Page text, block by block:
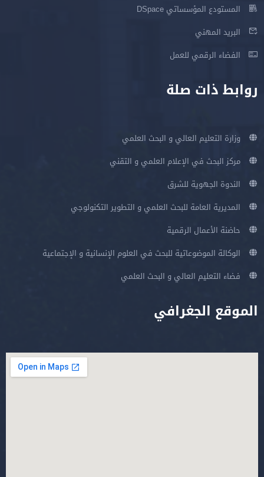
المستودع المؤسساتي DSpace
البريد المهني
الفضاء الرقمي للعمل
روابط ذات صلة
وزارة التعليم العالي و البحث العلمي
مركز البحث في الإعلام العلمي و التقني
الندوة الجهوية للشرق
المديرية العامة للبحث العلمي و التطوير التكنولوجي
حاضنة الأعمال الرقمية
الوكالة الموضوعاتية للبحث في العلوم الإنسانية و الإجتماعية
فضاء التعليم العالي و البحث العلمي
الموقع الجغرافي